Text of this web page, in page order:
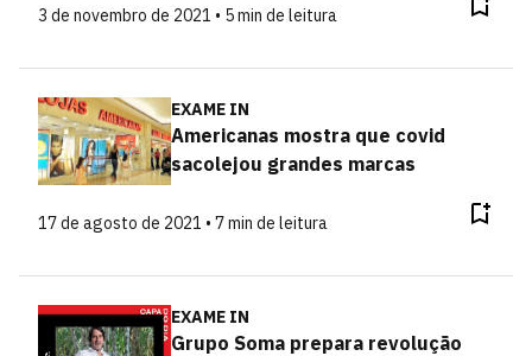
3 de novembro de 2021 • 5 min de leitura
EXAME IN
Americanas mostra que covid
sacolejou grandes marcas
17 de agosto de 2021 • 7 min de leitura
EXAME IN
Grupo Soma prepara revolução